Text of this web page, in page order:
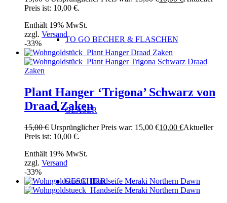
TO GO BECHER & FLASCHEN
GLÄSER
GESCHIRR
Preis ist: 10,00 €.
Enthält 19% MwSt.
zzgl. Versand
-33%
Plant Hanger ‘Trigona’ Schwarz von
Draad Zaken
15,00€ Ursprünglicher Preis war: 15,00 €10,00 €Aktueller
Preis ist: 10,00 €.
Enthält 19% MwSt.
zzgl. Versand
-33%